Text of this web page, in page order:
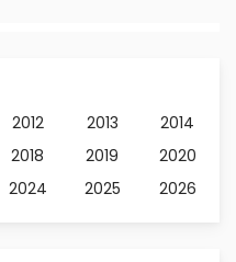
2012 2013
2014
2018 2019
2020
2024 2025 2026